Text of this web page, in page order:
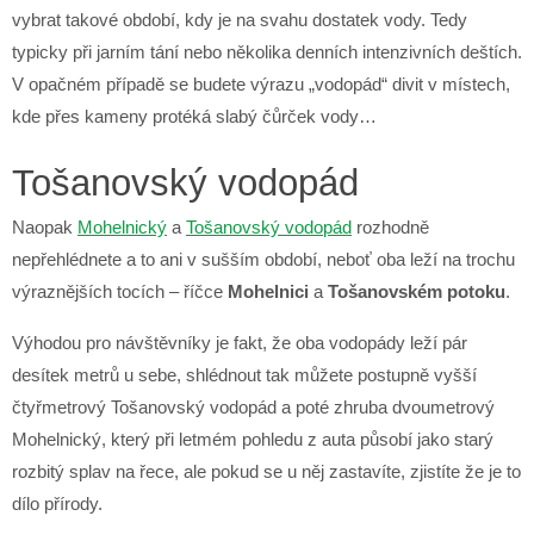
vybrat takové období, kdy je na svahu dostatek vody. Tedy
typicky při jarním tání nebo několika denních intenzivních deštích.
V opačném případě se budete výrazu „vodopád“ divit v místech,
kde přes kameny protéká slabý čůrček vody…
Tošanovský vodopád
Naopak Mohelnický a Tošanovský vodopád rozhodně
nepřehlédnete a to ani v sušším období, neboť oba leží na trochu
výraznějších tocích – říčce Mohelnici a Tošanovském potoku.
Výhodou pro návštěvníky je fakt, že oba vodopády leží pár
desítek metrů u sebe, shlédnout tak můžete postupně vyšší
čtyřmetrový Tošanovský vodopád a poté zhruba dvoumetrový
Mohelnický, který při letmém pohledu z auta působí jako starý
rozbitý splav na řece, ale pokud se u něj zastavíte, zjistíte že je to
dílo přírody.